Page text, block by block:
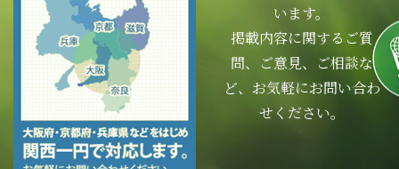
います。
掲載内容に関するご質
問、ご意見、ご相談な
ど、お気軽にお問い合わ
せください。